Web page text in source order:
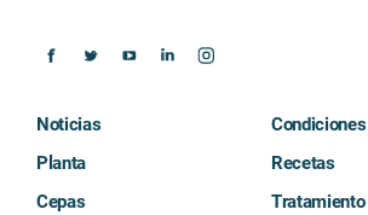
Noticias
Planta
Cepas
Condiciones
Recetas
Tratamiento